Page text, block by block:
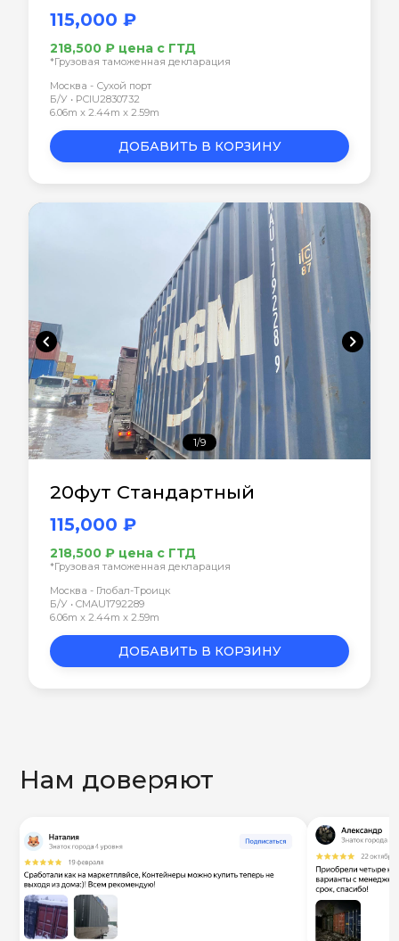
115,000 ₽
218,500 ₽ цена с ГТД
*Грузовая таможенная декларация
Москва - Сухой порт
Б/У • PCIU2830732
6.06m x 2.44m x 2.59m
ДОБАВИТЬ В КОРЗИНУ
chevron_left chevron_right
1/9
20фут Стандартный
115,000 ₽
218,500 ₽ цена с ГТД
*Грузовая таможенная декларация
Москва - Глобал-Троицк
Б/У • CMAU1792289
6.06m x 2.44m x 2.59m
ДОБАВИТЬ В КОРЗИНУ
Нам доверяют